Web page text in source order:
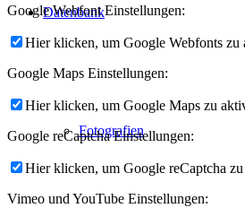
Datenbank
Fotografien
Google Webfont Einstellungen:
Hier klicken, um Google Webfonts zu
Google Maps Einstellungen:
Hier klicken, um Google Maps zu
Google reCaptcha Einstellungen:
Hier klicken, um Google reCaptcha
Vimeo und YouTube Einstellungen: